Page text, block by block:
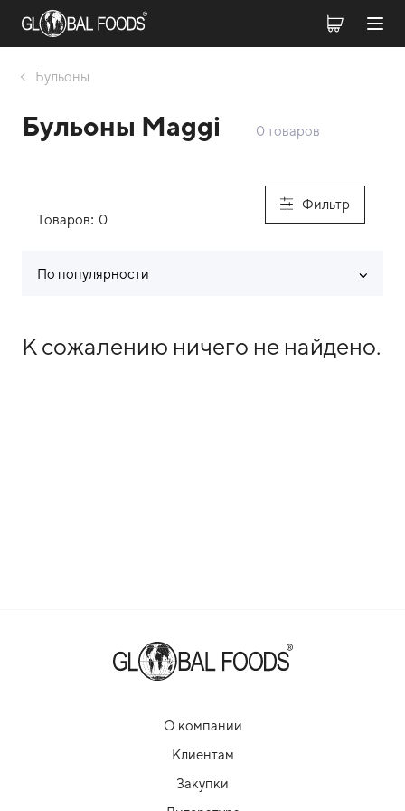
Бульоны
Бульоны Maggi 0 товаров
Фильтр
Товаров: 0
По популярности
Список товаров каталога
К сожалению ничего не найдено.
О компании
Клиентам
Закупки